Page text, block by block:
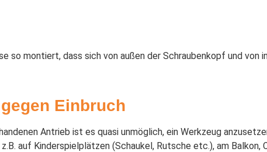
so montiert, dass sich von außen der Schraubenkopf und
Einbruch
Antrieb ist es quasi unmöglich, ein Werkzeug
auf Kinderspielplätzen (Schaukel, Rutsche etc.), am